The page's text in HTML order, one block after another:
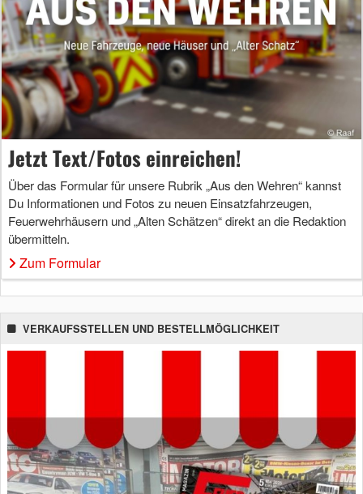
Jetzt Text/Fotos einreichen!
Über das Formular für unsere Rubrik „Aus den Wehren“ kannst
Du Informationen und Fotos zu neuen Einsatzfahrzeugen,
Feuerwehrhäusern und „Alten Schätzen“ direkt an die Redaktion
übermitteln.
Zum Formular
VERKAUFSSTELLEN UND BESTELLMÖGLICHKEIT